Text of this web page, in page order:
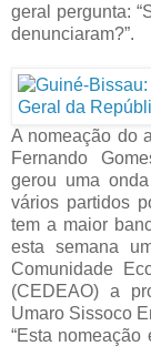
geral pergunta:
denunciaram?”.
A nomeação do
Fernando
gerou uma
vários partidos
tem a maior
esta semana
Comunidade
(CEDEAO) a
Umaro Sissoco
“Esta